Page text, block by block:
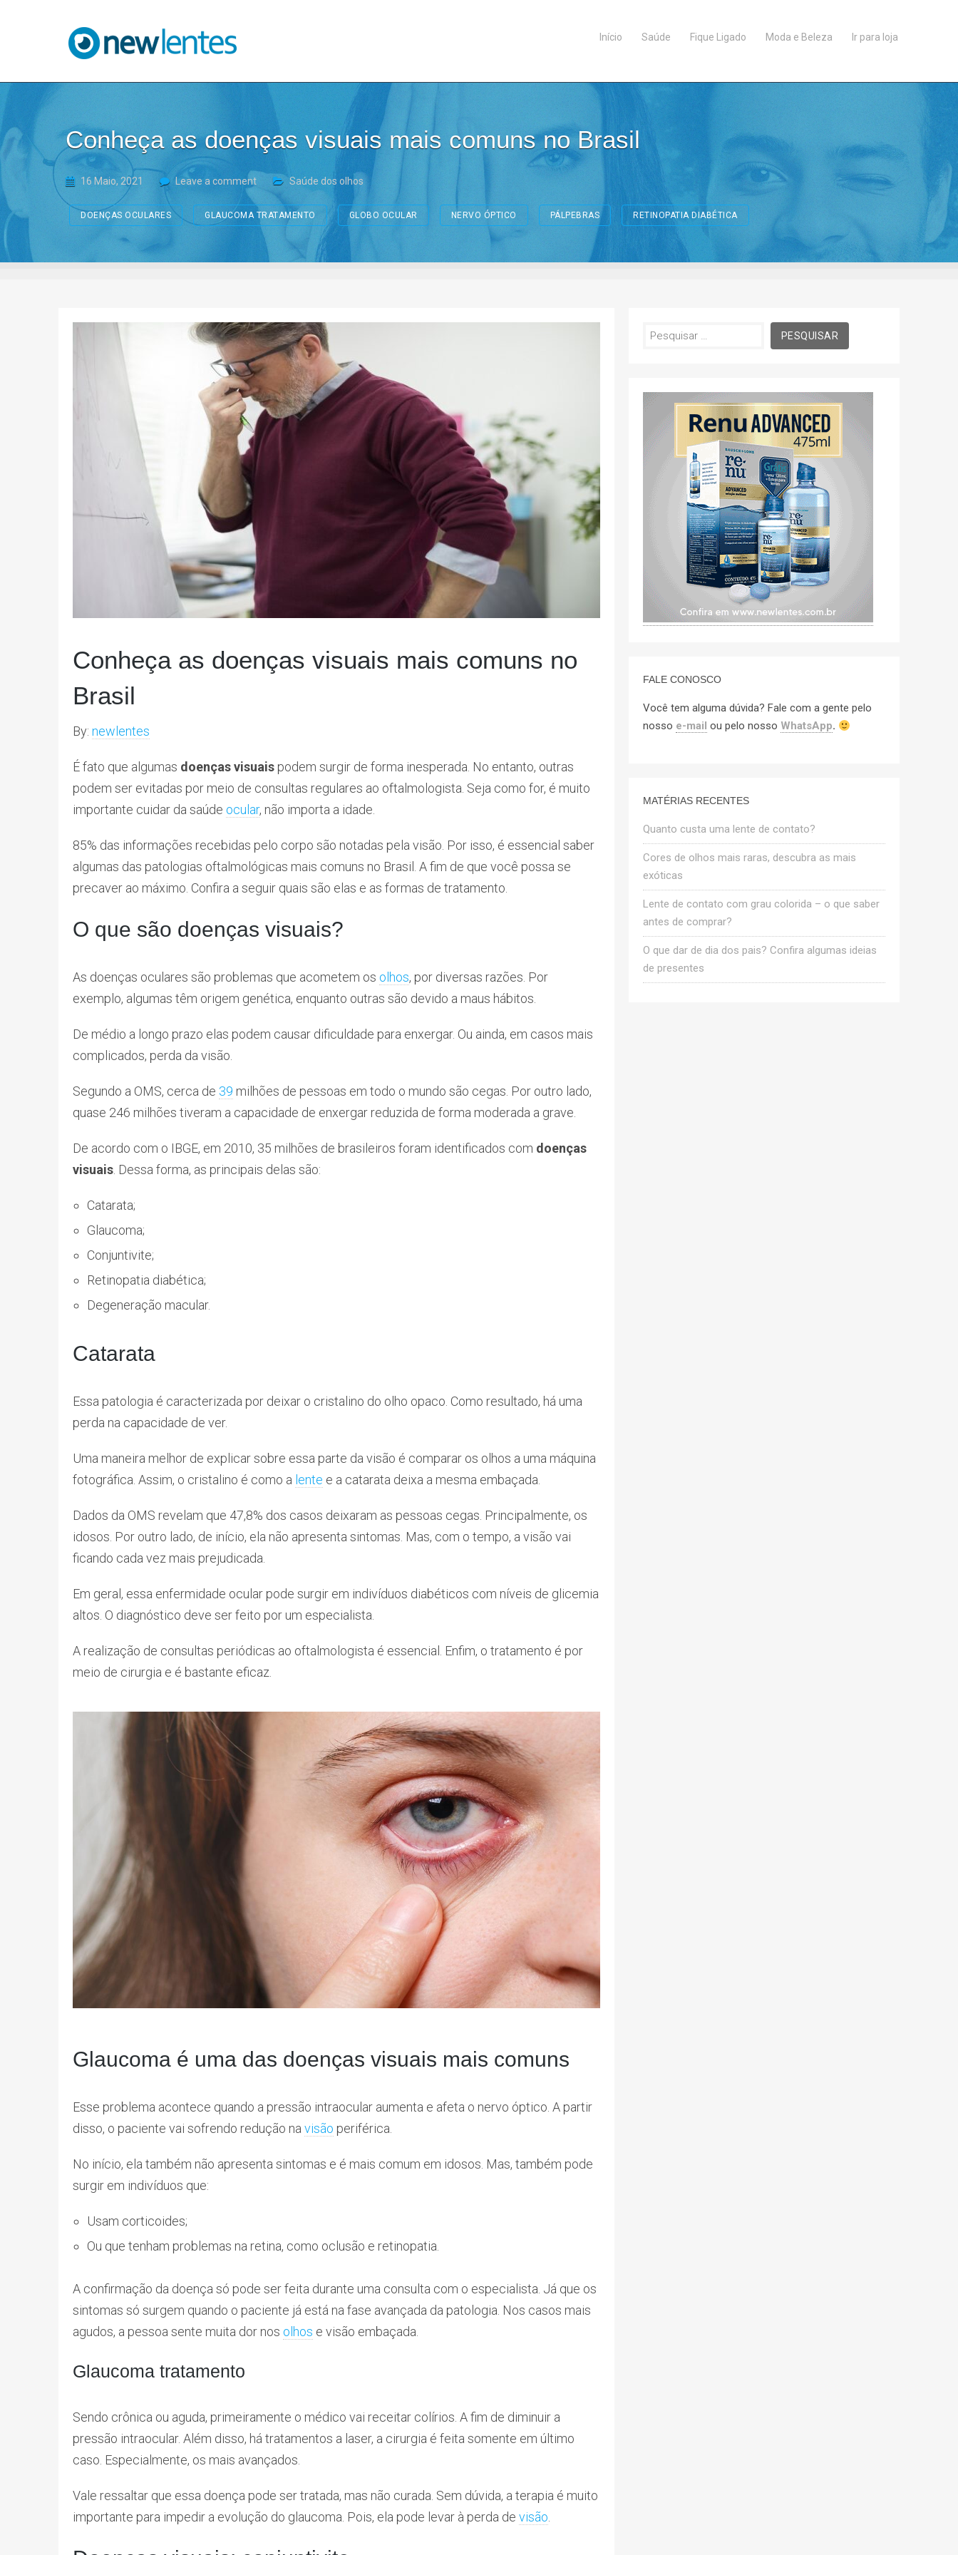
Blog NewLentes Início Saúde Fique Ligado Moda e Beleza Ir para loja
Conheça as doenças visuais mais comuns no Brasil
16 Maio, 2021 Leave a comment Saúde dos olhos
DOENÇAS OCULARES GLAUCOMA TRATAMENTO GLOBO OCULAR NERVO ÓPTICO PÁLPEBRAS RETINOPATIA DIABÉTICA
Conheça as doenças visuais mais comuns no
Brasil
By: newlentes
É fato que algumas doenças visuais podem surgir de forma inesperada. No entanto, outras
podem ser evitadas por meio de consultas regulares ao oftalmologista. Seja como for, é muito
importante cuidar da saúde ocular, não importa a idade.
85% das informações recebidas pelo corpo são notadas pela visão. Por isso, é essencial saber
algumas das patologias oftalmológicas mais comuns no Brasil. A fim de que você possa se
precaver ao máximo. Confira a seguir quais são elas e as formas de tratamento.
O que são doenças visuais?
As doenças oculares são problemas que acometem os olhos, por diversas razões. Por
exemplo, algumas têm origem genética, enquanto outras são devido a maus hábitos.
De médio a longo prazo elas podem causar dificuldade para enxergar. Ou ainda, em casos mais
complicados, perda da visão.
Segundo a OMS, cerca de 39 milhões de pessoas em todo o mundo são cegas. Por outro lado,
quase 246 milhões tiveram a capacidade de enxergar reduzida de forma moderada a grave.
De acordo com o IBGE, em 2010, 35 milhões de brasileiros foram identificados com doenças
visuais . Dessa forma, as principais delas são:
Catarata;
Glaucoma;
Conjuntivite;
Retinopatia diabética;
Degeneração macular.
Catarata
Essa patologia é caracterizada por deixar o cristalino do olho opaco. Como resultado, há uma
perda na capacidade de ver.
Uma maneira melhor de explicar sobre essa parte da visão é comparar os olhos a uma máquina
fotográfica. Assim, o cristalino é como a lente e a catarata deixa a mesma embaçada.
Dados da OMS revelam que 47,8% dos casos deixaram as pessoas cegas. Principalmente, os
idosos. Por outro lado, de início, ela não apresenta sintomas. Mas, com o tempo, a visão vai
ficando cada vez mais prejudicada.
Em geral, essa enfermidade ocular pode surgir em indivíduos diabéticos com níveis de glicemia
altos. O diagnóstico deve ser feito por um especialista.
A realização de consultas periódicas ao oftalmologista é essencial. Enfim, o tratamento é por
meio de cirurgia e é bastante eficaz.
Glaucoma é uma das doenças visuais mais comuns
Esse problema acontece quando a pressão intraocular aumenta e afeta o nervo óptico. A partir
disso, o paciente vai sofrendo redução na visão periférica.
No início, ela também não apresenta sintomas e é mais comum em idosos. Mas, também pode
surgir em indivíduos que:
Usam corticoides;
Ou que tenham problemas na retina, como oclusão e retinopatia.
A confirmação da doença só pode ser feita durante uma consulta com o especialista. Já que os
sintomas só surgem quando o paciente já está na fase avançada da patologia. Nos casos mais
agudos, a pessoa sente muita dor nos olhos e visão embaçada.
Glaucoma tratamento
Sendo crônica ou aguda, primeiramente o médico vai receitar colírios. A fim de diminuir a
pressão intraocular. Além disso, há tratamentos a laser, a cirurgia é feita somente em último
caso. Especialmente, os mais avançados.
Vale ressaltar que essa doença pode ser tratada, mas não curada. Sem dúvida, a terapia é muito
importante para impedir a evolução do glaucoma. Pois, ela pode levar à perda de visão
Pesquisar
FALE CONOSCO
Você tem alguma dúvida? Fale com a gente pelo
nosso e-mail ou pelo nosso WhatsApp.
MATÉRIAS RECENTES
Quanto custa uma lente de contato?
Cores de olhos mais raras, descubra as mais
exóticas
Lente de contato com grau colorida – o que saber
antes de comprar?
O que dar de dia dos pais? Confira algumas ideias
de presentes